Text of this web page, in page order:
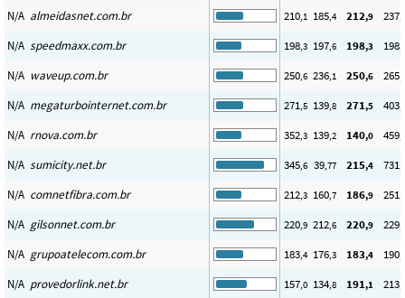
N/A almeidasnet.com.br 210,1 185,4 212,9 237
N/A speedmaxx.com.br 198,3 197,6 198,3 198
N/A waveup.com.br 250,6 236,1 250,6 265
N/A megaturbointernet.com.br 271,5 139,8 271,5 403
N/A rnova.com.br 352,3 139,2 140,0 459
N/A sumicity.net.br 345,6 39,77 215,4 731
N/A comnetfibra.com.br 212,3 160,7 186,9 251
N/A gilsonnet.com.br 220,9 212,6 220,9 229
N/A grupoatelecom.com.br 183,4 176,3 183,4 190
N/A provedorlink.net.br 157,0 134,8 191,1 213